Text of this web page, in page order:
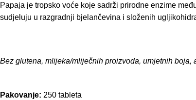
Papaja je tropsko voće koje sadrži prirodne enzime
sudjeluju u razgradnji bjelančevina i složenih
Bez glutena, mlijeka/mliječnih proizvoda, umjetnih
Pakovanje: 250 tableta